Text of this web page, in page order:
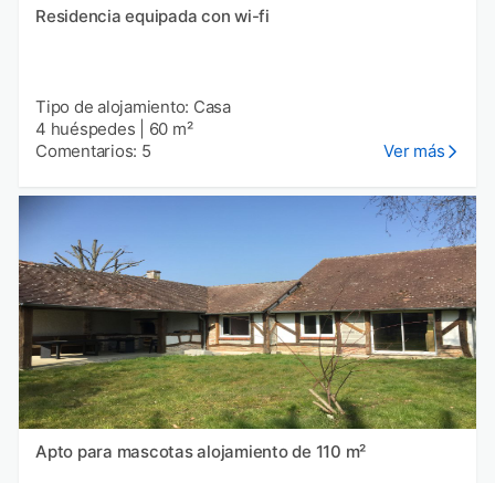
Residencia equipada con wi-fi
Tipo de alojamiento: Casa
4 huéspedes
60 m²
Comentarios: 5
Ver más
Apto para mascotas alojamiento de 110 m²